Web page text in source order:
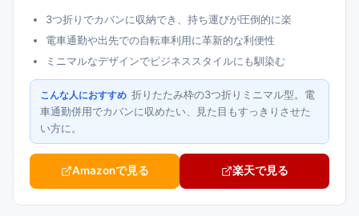
3つ折りでカバンに収納でき、持ち運びが圧倒的に楽
電車通勤や出先での自転車利用に革新的な利便性
ミニマルなデザインでビジネススタイルにも馴染む
こんな人におすすめ 折りたたみ枠の3つ折りミニマル型。電
車通勤併用でカバンに収めたい、見た目もすっきりさせた
い方に。
Amazonで見る 楽天で見る